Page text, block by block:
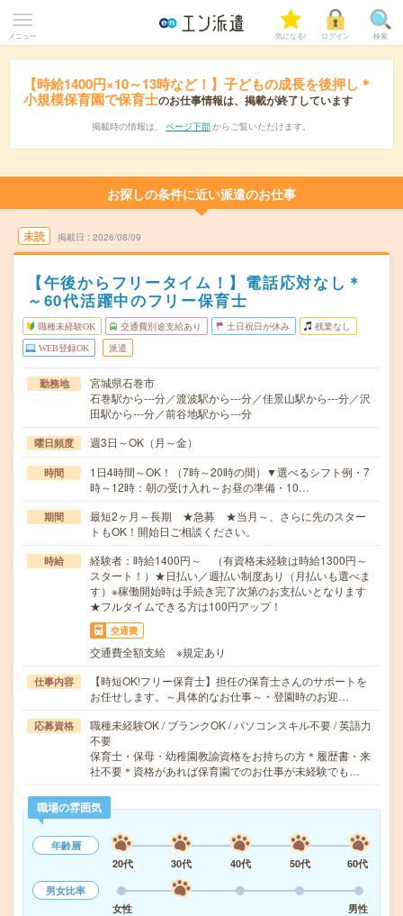
メニュー 気になる! ログイン 検索
【時給1400円×10～13時など！】子どもの成長を後押し＊
小規模保育園で保育士のお仕事情報は、掲載が終了しています
掲載時の情報は、 ページ下部 からご覧いただけます。
お探しの条件に近い派遣のお仕事
未読 掲載日 2026/08/09
【午後からフリータイム！】電話応対なし＊
～60代活躍中のフリー保育士
職種未経験OK 交通費別途支給あり 土日祝日が休み 残業なし
WEB登録OK 派遣
勤務地
宮城県石巻市
石巻駅から---分／渡波駅から---分／佳景山駅から---分／沢
田駅から---分／前谷地駅から---分
曜日頻度 週3日～OK（月～金）
時間
1日4時間～OK！（7時～20時の間）▼選べるシフト例・7
時～12時：朝の受け入れ～お昼の準備・10…
期間
最短2ヶ月～長期 ★急募 ★当月～、さらに先のスター
トもOK！開始日ご相談ください。
時給
経験者：時給1400円～ （有資格未経験は時給1300円～
スタート！）★日払い／週払い制度あり（月払いも選べま
す）※稼働開始時は手続き完了次第のお支払いとなります
★フルタイムできる方は100円アップ！
交通費
交通費全額支給 ※規定あり
仕事内容
【時短OK!フリー保育士】担任の保育士さんのサポートを
お任せします。～具体的なお仕事～・登園時のお迎…
応募資格
職種未経験OK / ブランクOK / パソコンスキル不要 / 英語力
不要
保育士・保母・幼稚園教諭資格をお持ちの方＊履歴書・来
社不要＊資格があれば保育園でのお仕事が未経験でも…
職場の雰囲気
年齢層
20代
30代 40代 50代
60代
男女比率
女性
男性